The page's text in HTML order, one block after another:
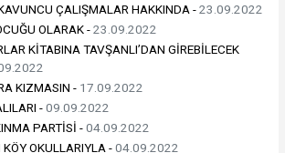
ÇALIŞMALAR HAKKINDA -23.09.2022
OLARAK -23.09.2022
KİTABINA TAVŞANLI’DAN GİREBİLECEK
KIZMASIN - 17.09.2022
-09.09.2022
PARTİSİ -04.09.2022
OKULLARIYLA -04.09.2022